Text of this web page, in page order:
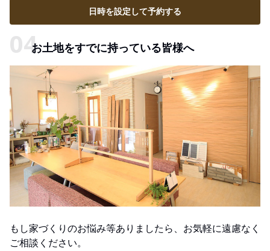
日時を設定して予約する
お土地をすでに持っている皆様へ
もし家づくりのお悩み等ありましたら、お気軽に遠慮なく
ご相談ください。